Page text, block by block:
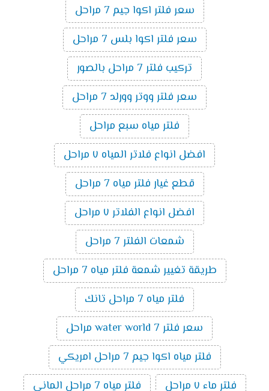
سعر فلتر اكوا جيم 7 مراحل
سعر فلتر اكوا بلس 7 مراحل
تركيب فلتر 7 مراحل بالصور
سعر فلتر ووتر وورلد 7 مراحل
فلتر مياه سبع مراحل
افضل انواع فلاتر المياه ٧ مراحل
قطع غيار فلتر مياه 7 مراحل
افضل انواع الفلاتر ٧ مراحل
شمعات الفلتر 7 مراحل
طريقة تغيير شمعة فلتر مياه 7 مراحل
فلتر مياه 7 مراحل تانك
سعر فلتر water world 7 مراحل
فلتر مياه اكوا جيم 7 مراحل امريكي
فلتر ماء ٧ مراحل
فلتر مياه 7 مراحل الماني